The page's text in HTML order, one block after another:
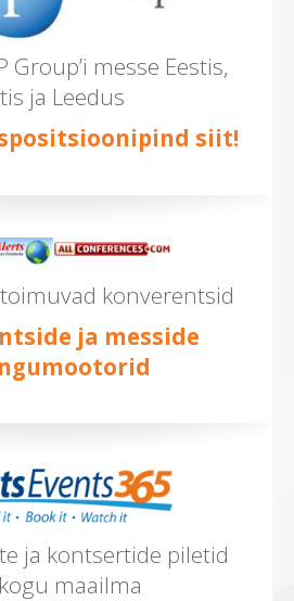
Group’i messe Eestis,
ja Leedus
siit!
konverentsid
ja messide
ja kontsertide piletid
maailma